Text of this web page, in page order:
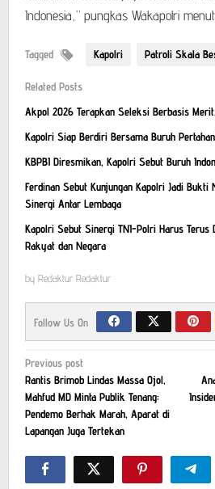
Indonesia,” pungkas Wakapolri
Tagged Kapolri Patroli Skala
Related Posts
Akpol 2026 Terapkan Seleksi Berbasis
Kapolri Siap Berdiri Bersama Buruh
KBPBI Diresmikan, Kapolri Sebut Buruh
Ferdinan Sebut Kunjungan Kapolri Jadi
Sinergi Antar Lembaga
Kapolri Sebut Sinergi TNI-Polri Harus Terus
Rakyat dan Negara
by Redaktur Redaktur
Follow Us On
Post
navigation
Previous post
Rantis Brimob Lindas Massa Ojol,
Mahfud MD Minta Publik Tenang:
Pendemo Berhak Marah, Aparat di
Lapangan Juga Tertekan